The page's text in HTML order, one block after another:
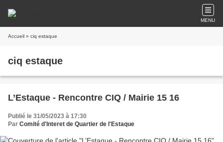
MENU
Accueil » ciq estaque
ciq estaque
L’Estaque - Rencontre CIQ / Mairie 15 16
Publié le 31/05/2023 à 17:30
Par Comité d'Interet de Quartier de l'Estaque